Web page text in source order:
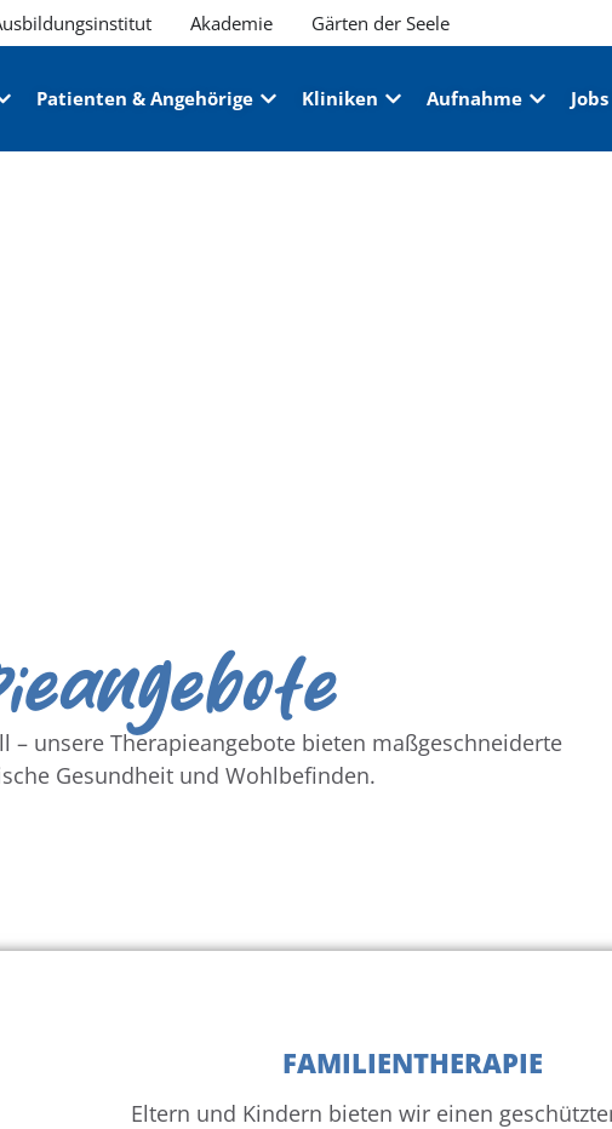
Akademie Gärten der Seele
Patienten & Angehörige Kliniken Aufnahme
unsere Therapieangebote bieten maßgeschneiderte
Gesundheit und Wohlbefinden.
FAMILIENTHERAPIE
Eltern und Kindern bieten wir einen